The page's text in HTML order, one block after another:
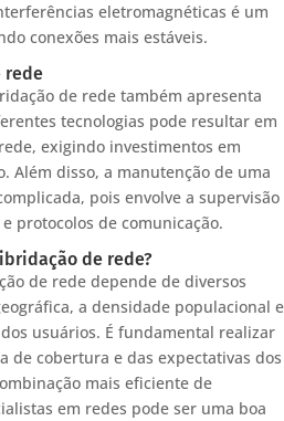
eletromagnéticas é um
conexões mais estáveis.
rede
de rede também apresenta
tecnologias pode resultar em
exigindo investimentos em
Além disso, a manutenção de uma
pois envolve a supervisão
protocolos de comunicação.
de rede?
de rede depende de diversos
a densidade populacional e
usuários. É fundamental realizar
de cobertura e das expectativas dos
mais eficiente de
em redes pode ser uma boa